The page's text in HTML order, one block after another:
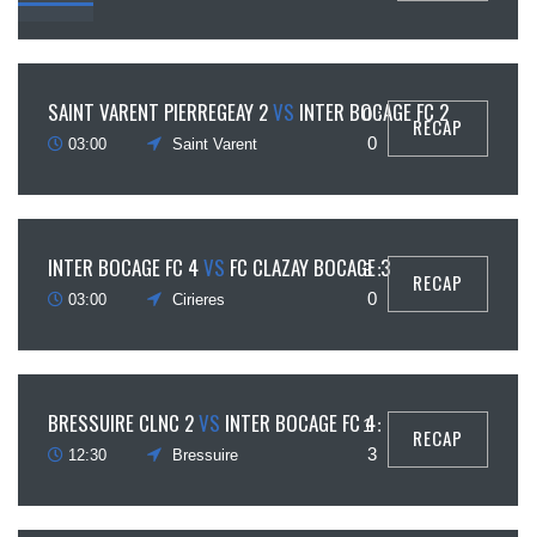
SAINT VARENT PIERREGEAY 2VS INTER BOCAGE FC 2
03:00 Saint Varent
0 :
0
RECAP
INTER BOCAGE FC 4VS FC CLAZAY BOCAGE 3
03:00 Cirieres
3 :
0
RECAP
BRESSUIRE CLNC 2VS INTER BOCAGE FC 4
12:30 Bressuire
1 :
3
RECAP